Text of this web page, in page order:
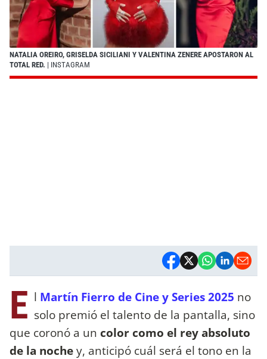
NATALIA OREIRO, GRISELDA SICILIANI Y VALENTINA ZENERE APOSTARON AL
TOTAL RED. | INSTAGRAM
E l Martín Fierro de Cine y Series 2025 no
solo premió el talento de la pantalla, sino
que coronó a un color como el rey absoluto
de la nochey, anticipó cuál será el tono en la